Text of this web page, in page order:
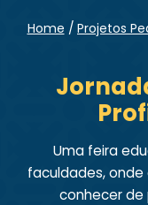
Home Projetos
Uma feira
faculdades,
conhecer de